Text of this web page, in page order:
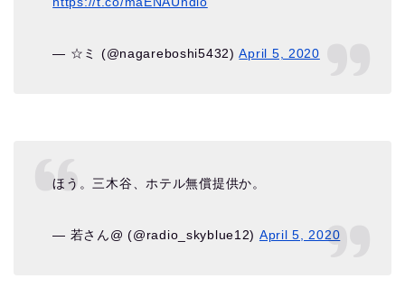
— ☆ミ (@nagareboshi5432)April 5, 2020
ほう。三木谷、ホテル無償提供か。
— 若さん@ (@radio_skyblue12) April 5, 2020